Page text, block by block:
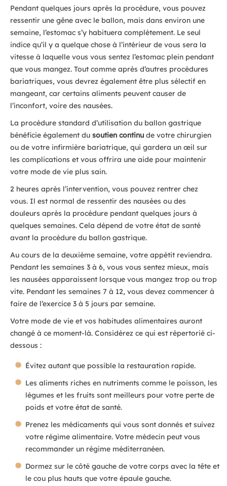
Pendant quelques jours après la procédure, vous pouvez
ressentir une gêne avec le ballon, mais dans environ une
semaine, l’estomac s’y habituera complètement. Le seul
indice qu’il y a quelque chose à l’intérieur de vous sera la
vitesse à laquelle vous vous sentez l’estomac plein pendant
que vous mangez. Tout comme après d’autres procédures
bariatriques, vous devrez également être plus sélectif en
mangeant, car certains aliments peuvent causer de
l’inconfort, voire des nausées.
La procédure standard d’utilisation du ballon gastrique
bénéficie également du soutien continu de votre chirurgien
ou de votre infirmière bariatrique, qui gardera un œil sur
les complications et vous offrira une aide pour maintenir
votre mode de vie plus sain.
2 heures après l’intervention, vous pouvez rentrer chez
vous. Il est normal de ressentir des nausées ou des
douleurs après la procédure pendant quelques jours à
quelques semaines. Cela dépend de votre état de santé
avant la procédure du ballon gastrique.
Au cours de la deuxième semaine, votre appétit reviendra.
Pendant les semaines 3 à 6, vous vous sentez mieux, mais
les nausées apparaissent lorsque vous mangez trop ou trop
vite. Pendant les semaines 7 à 12, vous devez commencer à
faire de l’exercice 3 à 5 jours par semaine.
Votre mode de vie et vos habitudes alimentaires auront
changé à ce moment-là. Considérez ce qui est répertorié ci-
dessous :
Évitez autant que possible la restauration rapide.
Les aliments riches en nutriments comme le poisson, les
légumes et les fruits sont meilleurs pour votre perte de
poids et votre état de santé.
Prenez les médicaments qui vous sont donnés et suivez
votre régime alimentaire. Votre médecin peut vous
recommander un régime méditerranéen.
Dormez sur le côté gauche de votre corps avec la tête et
le cou plus hauts que votre épaule gauche.